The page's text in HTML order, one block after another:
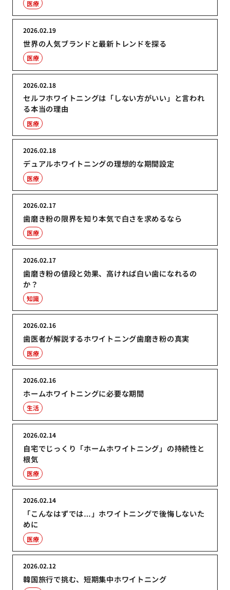
医療
世界の人気ブランドと最新トレンドを探る
2026.02.19
医療
セルフホワイトニングは「しない方がいい」と言われ
る本当の理由
2026.02.18
医療
デュアルホワイトニングの理想的な期間設定
2026.02.18
医療
歯磨き粉の限界を知り本気で白さを求めるなら
2026.02.17
医療
歯磨き粉の値段と効果、高ければ白い歯になれるの
か？
2026.02.17
知識
歯医者が解説するホワイトニング歯磨き粉の真実
2026.02.16
医療
ホームホワイトニングに必要な期間
2026.02.16
生活
自宅でじっくり「ホームホワイトニング」の持続性と
根気
2026.02.14
医療
「こんなはずでは…」ホワイトニングで後悔しないた
めに
2026.02.14
医療
韓国旅行で挑む、短期集中ホワイトニング
2026.02.12